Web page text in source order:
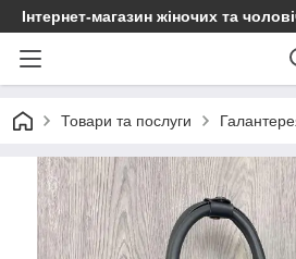
Інтернет-магазин жіночих та
Товари та послуги